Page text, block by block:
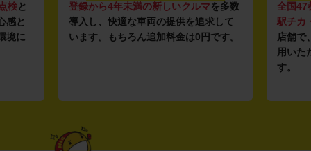
検と
感と
境に
登録から4年未満の新しいクルマを多数
導入し、快適な車両の提供を追求して
います。もちろん追加料金は0円です。
全国47
駅チカ
店舗で
用いた
す。